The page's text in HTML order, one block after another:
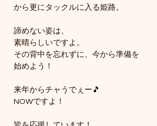
から更にタックルに入る姫路。
諦めない姿は、
素晴らしいですよ。
その背中を忘れずに、今から準備を
始めよう！
来年からチャうでぇー🎵
NOWですよ！